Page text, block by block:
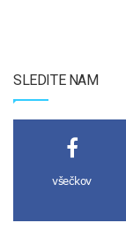
SLEDITE NAM
všečkov